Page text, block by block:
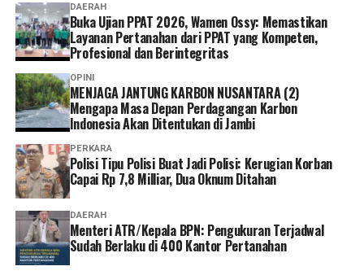
DAERAH
Buka Ujian PPAT 2026, Wamen Ossy: Memastikan
Layanan Pertanahan dari PPAT yang Kompeten,
Profesional dan Berintegritas
OPINI
MENJAGA JANTUNG KARBON NUSANTARA (2)
Mengapa Masa Depan Perdagangan Karbon
Indonesia Akan Ditentukan di Jambi
PERKARA
Polisi Tipu Polisi Buat Jadi Polisi: Kerugian Korban
Capai Rp 7,8 Milliar, Dua Oknum Ditahan
DAERAH
Menteri ATR/Kepala BPN: Pengukuran Terjadwal
Sudah Berlaku di 400 Kantor Pertanahan